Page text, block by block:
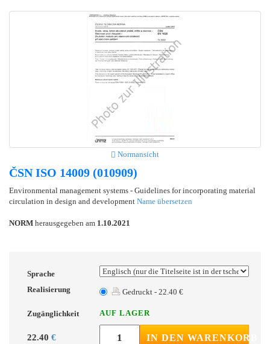
Normansicht
ČSN ISO 14009 (010909)
Environmental management systems - Guidelines for incorporating material
circulation in design and development Name übersetzen
NORM herausgegeben am 1.10.2021
Sprache
Realisierung
Gedruckt - 22.40 €
Zugänglichkeit AUF LAGER
22.40 € IN DEN WARENKORB